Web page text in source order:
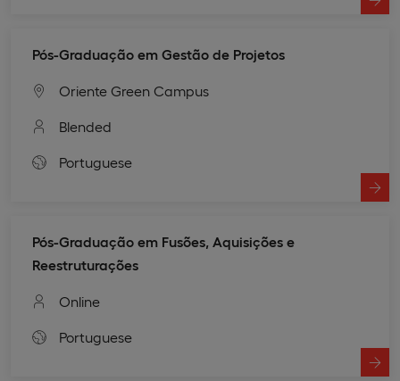
Pós-Graduação em Gestão de Projetos
Oriente Green Campus
Blended
Portuguese
Pós-Graduação em Fusões, Aquisições e
Reestruturações
Online
Portuguese